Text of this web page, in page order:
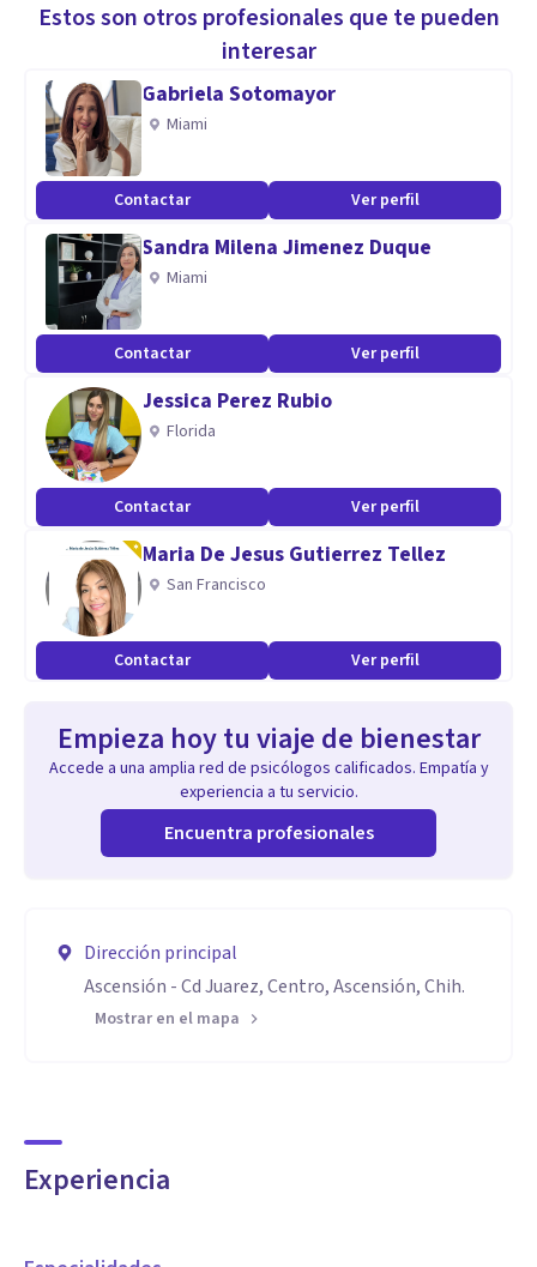
Estos son otros profesionales que te pueden
interesar
Gabriela Sotomayor
Miami
Contactar Ver perfil
Sandra Milena Jimenez Duque
Miami
Contactar Ver perfil
Jessica Perez Rubio
Florida
Contactar Ver perfil
Maria De Jesus Gutierrez Tellez
San Francisco
Contactar Ver perfil
Empieza hoy tu viaje de bienestar
Accede a una amplia red de psicólogos calificados. Empatía y
experiencia a tu servicio.
Encuentra profesionales
Dirección principal
Ascensión - Cd Juarez, Centro, Ascensión, Chih.
Mostrar en el mapa
Experiencia